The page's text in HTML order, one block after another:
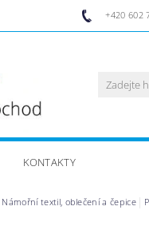
+420 602
KONTAKTY
Námořní textil, oblečení a čepice